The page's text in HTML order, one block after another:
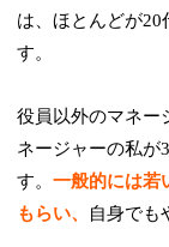
は、ほとんどが
す。
役員以外のマネー
ネージャーの私が
す。一般的には若
もらい、
自身でも